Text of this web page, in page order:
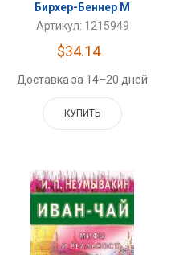
Бирхер-Беннер М
Артикул: 1215949
$34.14
Доставка за 14–20 дней
КУПИТЬ